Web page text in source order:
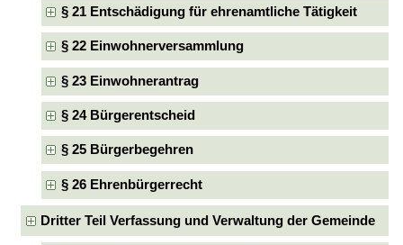
§ 21 Entschädigung für ehrenamtliche Tätigkeit
§ 22 Einwohnerversammlung
§ 23 Einwohnerantrag
§ 24 Bürgerentscheid
§ 25 Bürgerbegehren
§ 26 Ehrenbürgerrecht
Dritter Teil Verfassung und Verwaltung der Gemeinde